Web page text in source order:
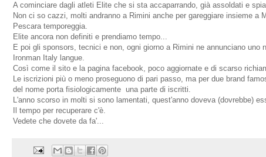
A cominciare dagli atleti Elite che si sta accaparrando, già assoldati e
Non ci so cazzi, molti andranno a Rimini anche per gareggiare insieme a
Pescara temporeggia.
Elite ancora non definiti e prendiamo tempo...
E poi gli sponsors, tecnici e non, ogni giorno a Rimini ne annunciano uno
Ironman Italy langue.
Così come il sito e la pagina facebook, poco aggiornate e di scarso
Le iscrizioni più o meno proseguono di pari passo, ma per due brand
del nome porta fisiologicamente una parte di iscritti.
L'anno scorso in molti si sono lamentati, quest'anno doveva (dovrebbe)
Il tempo per recuperare c'è.
Vedete che dovete da fa'...